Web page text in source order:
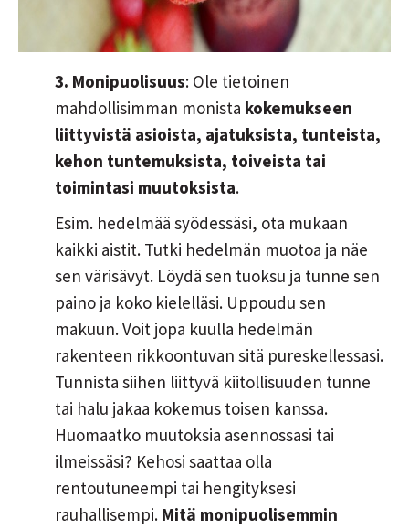
3. Monipuolisuus: Ole tietoinen
mahdollisimman monista kokemukseen
liittyvistä asioista, ajatuksista, tunteista,
kehon tuntemuksista, toiveista tai
toimintasi muutoksista.
Esim. hedelmää syödessäsi, ota mukaan
kaikki aistit. Tutki hedelmän muotoa ja näe
sen värisävyt. Löydä sen tuoksu ja tunne sen
paino ja koko kielelläsi. Uppoudu sen
makuun. Voit jopa kuulla hedelmän
rakenteen rikkoontuvan sitä pureskellessasi.
Tunnista siihen liittyvä kiitollisuuden tunne
tai halu jakaa kokemus toisen kanssa.
Huomaatko muutoksia asennossasi tai
ilmeissäsi? Kehosi saattaa olla
rentoutuneempi tai hengityksesi
rauhallisempi. Mitä monipuolisemmin